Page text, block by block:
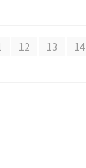
12 13 14